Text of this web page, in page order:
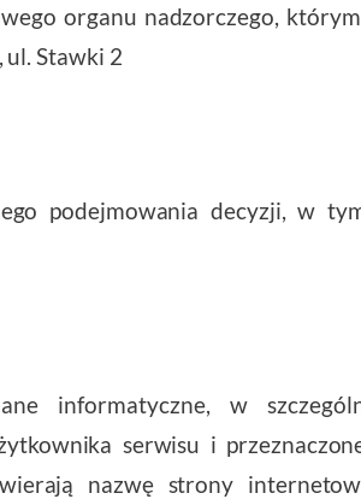
organu nadzorczego,
ul. Stawki 2
podejmowania decyzji, w
informatyczne, w
serwisu i
nazwę strony